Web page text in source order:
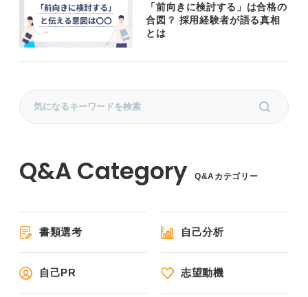
「前向きに検討する」は合格の
合図？ 採用経験者が語る真相
とは
Q&Aカテゴリー
書類選考 自己分析
自己PR 志望動機